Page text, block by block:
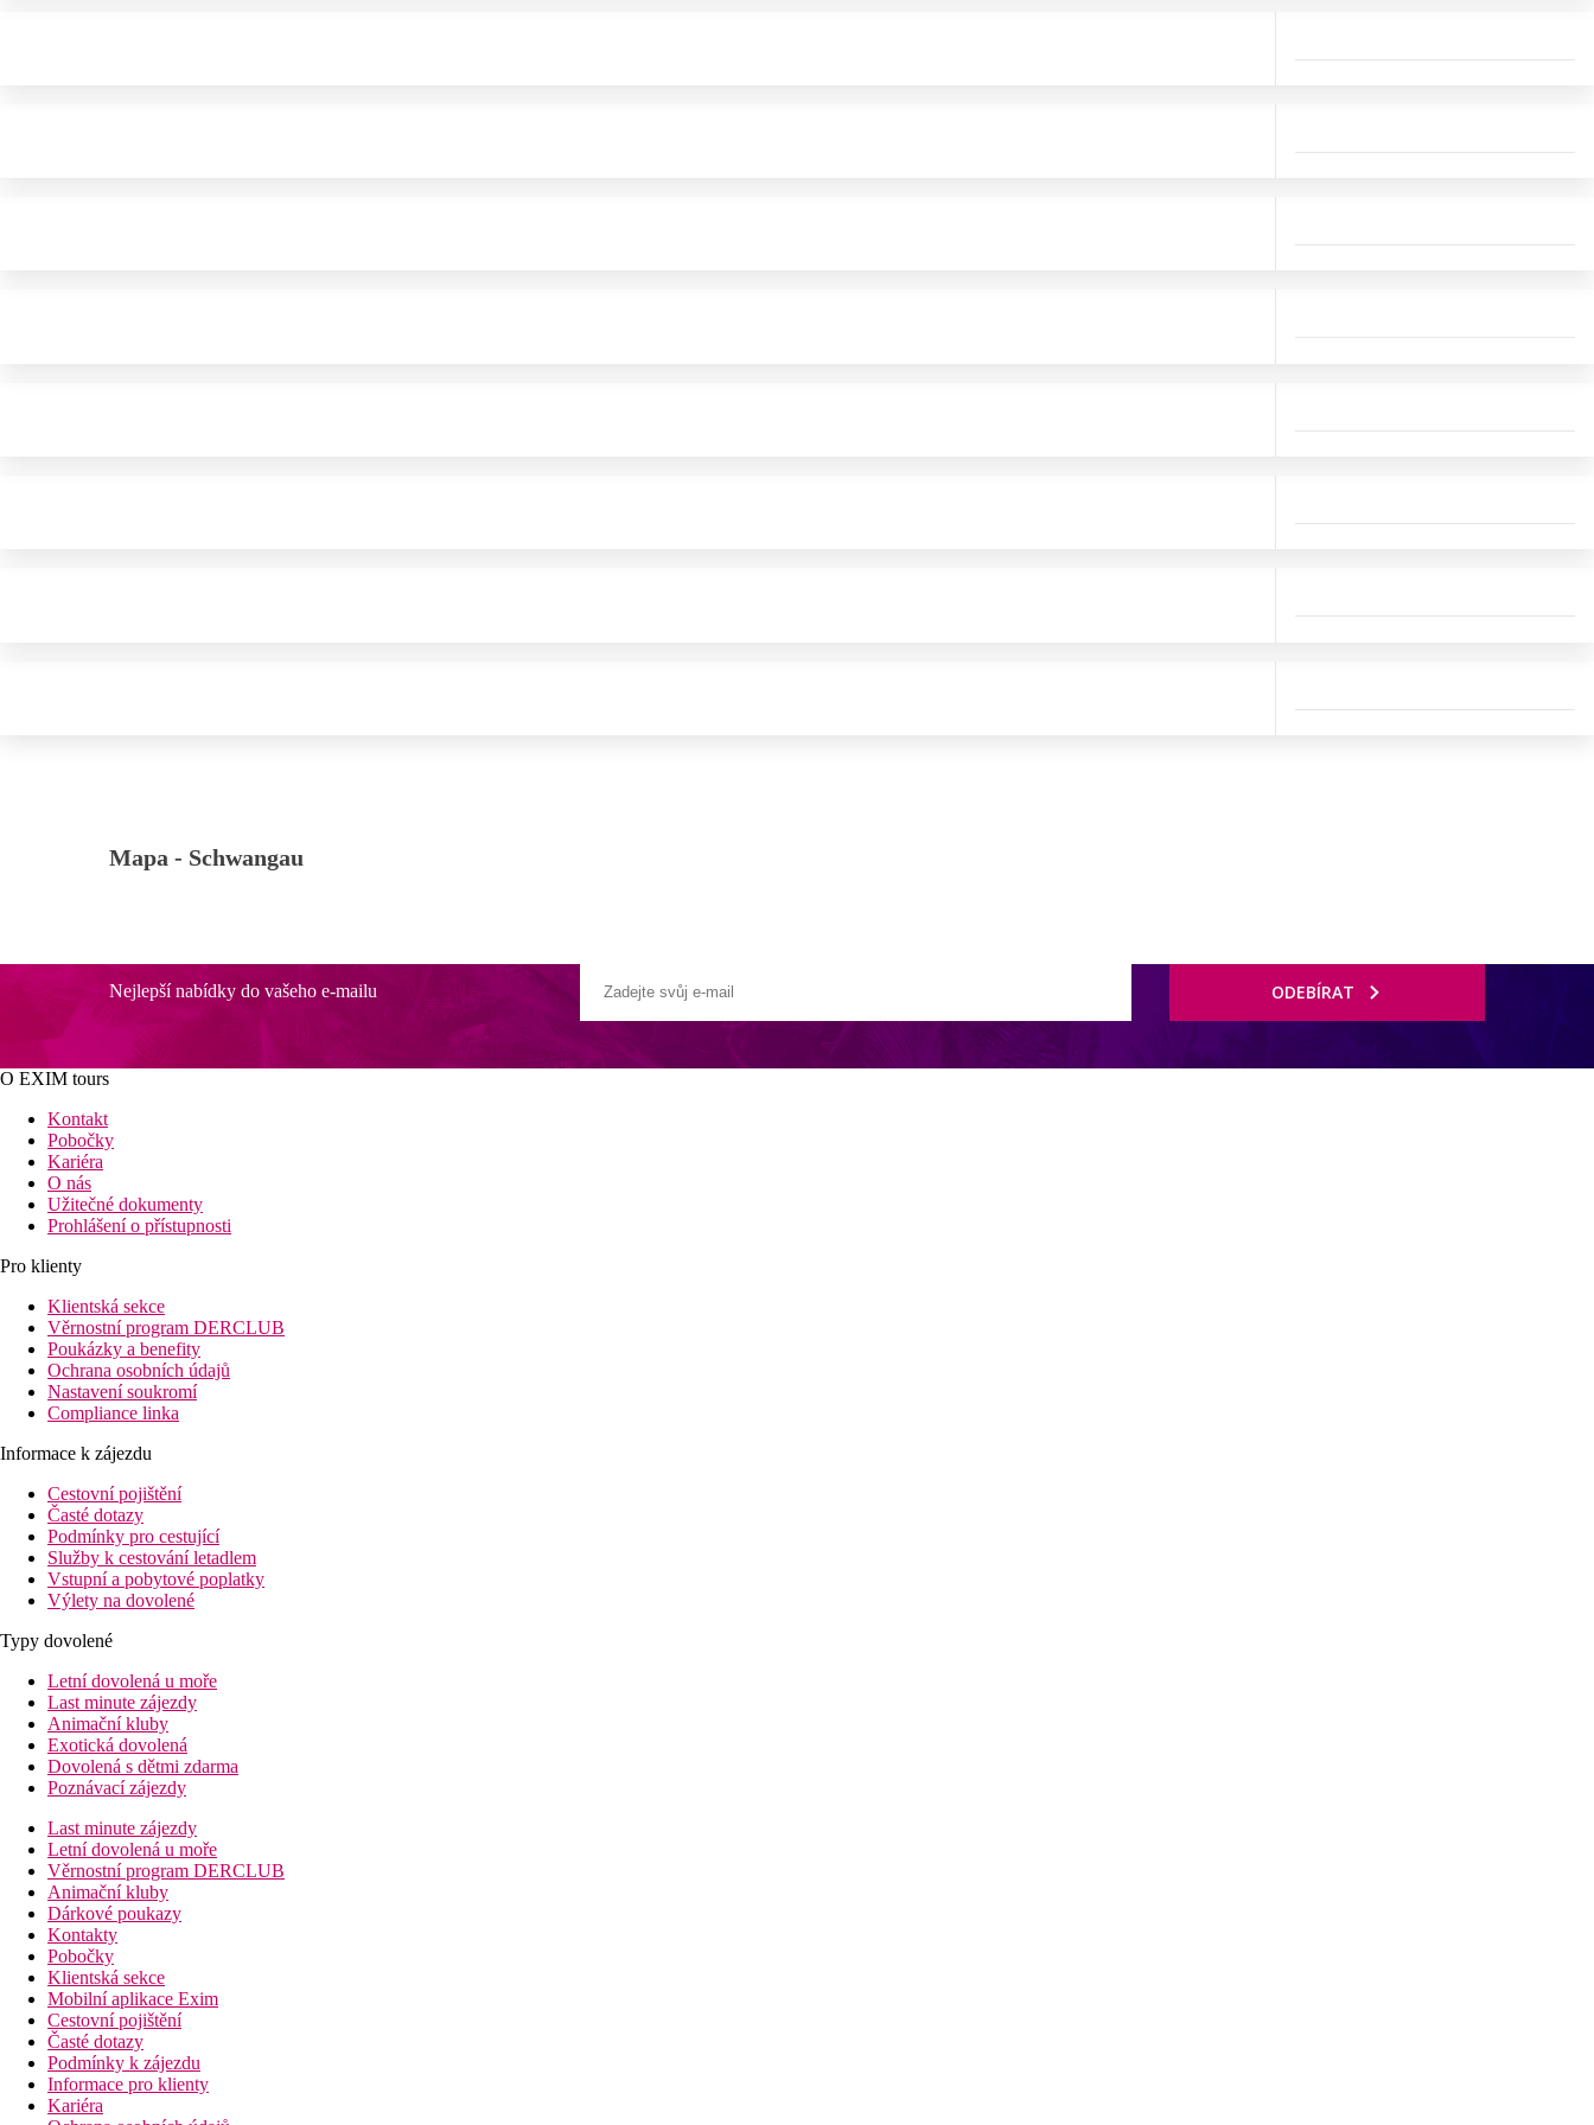
Mapa - Schwangau
Nejlepší nabídky do vašeho e-mailu ODEBÍRAT
O EXIM tours
Kontakt
Pobočky
Kariéra
O nás
Užitečné dokumenty
Prohlášení o přístupnosti
Pro klienty
Klientská sekce
Věrnostní program DERCLUB
Poukázky a benefity
Ochrana osobních údajů
Nastavení soukromí
Compliance linka
Informace k zájezdu
Cestovní pojištění
Časté dotazy
Podmínky pro cestující
Služby k cestování letadlem
Vstupní a pobytové poplatky
Výlety na dovolené
Typy dovolené
Letní dovolená u moře
Last minute zájezdy
Animační kluby
Exotická dovolená
Dovolená s dětmi zdarma
Poznávací zájezdy
Last minute zájezdy
Letní dovolená u moře
Věrnostní program DERCLUB
Animační kluby
Dárkové poukazy
Kontakty
Pobočky
Klientská sekce
Mobilní aplikace Exim
Cestovní pojištění
Časté dotazy
Podmínky k zájezdu
Informace pro klienty
Kariéra